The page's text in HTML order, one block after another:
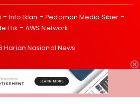
Info Iklan
Pedoman Media Siber
Etik
AWS Network
Harian Nasional News